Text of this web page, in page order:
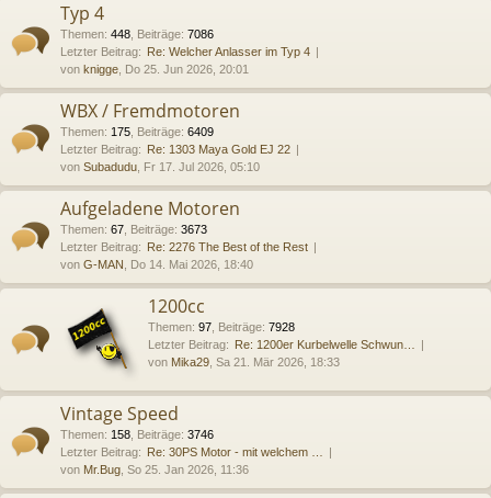
Typ 4
Themen: 448 Beiträge: 7086
Letzter Beitrag: Re: Welcher Anlasser im Typ 4
von knigge , Do 25. Jun 2026, 20:01
WBX / Fremdmotoren
Themen: 175 Beiträge: 6409
Letzter Beitrag: Re: 1303 Maya Gold EJ 22
von Subadudu , Fr 17. Jul 2026, 05:10
Aufgeladene Motoren
Themen: 67 Beiträge: 3673
Letzter Beitrag: Re: 2276 The Best of the Rest
von G-MAN , Do 14. Mai 2026, 18:40
1200cc
Themen: 97 Beiträge: 7928
Letzter Beitrag: Re: 1200er Kurbelwelle Schwun…
von Mika29 , Sa 21. Mär 2026, 18:33
Vintage Speed
Themen: 158 Beiträge: 3746
Letzter Beitrag: Re: 30PS Motor - mit welchem …
von Mr.Bug , So 25. Jan 2026, 11:36